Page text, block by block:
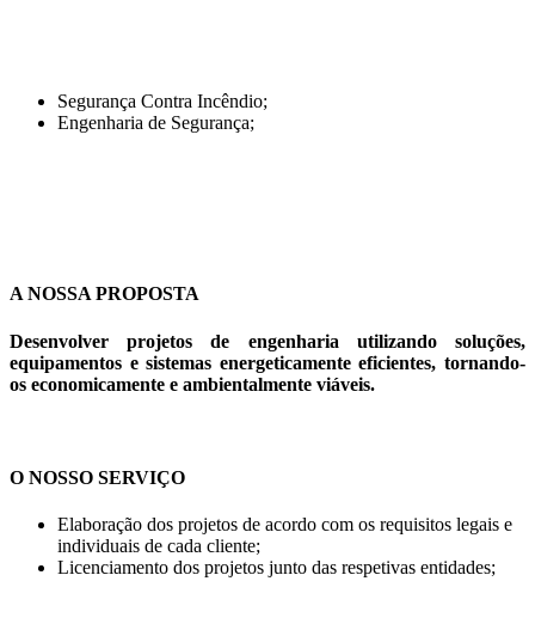
Segurança Contra Incêndio;
Engenharia de Segurança;
A NOSSA PROPOSTA
Desenvolver projetos de engenharia utilizando soluções,
equipamentos e sistemas energeticamente eficientes, tornando-
os economicamente e ambientalmente viáveis.
O NOSSO SERVIÇO
Elaboração dos projetos de acordo com os requisitos legais e
individuais de cada cliente;
Licenciamento dos projetos junto das respetivas entidades;